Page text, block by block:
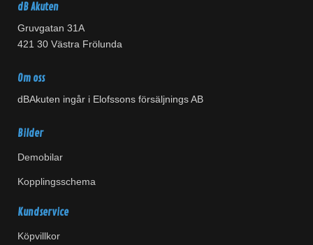
dB Akuten
Gruvgatan 31A
421 30 Västra Frölunda
Om oss
dBAkuten ingår i Elofssons försäljnings AB
Bilder
Demobilar
Kopplingsschema
Kundservice
Köpvillkor